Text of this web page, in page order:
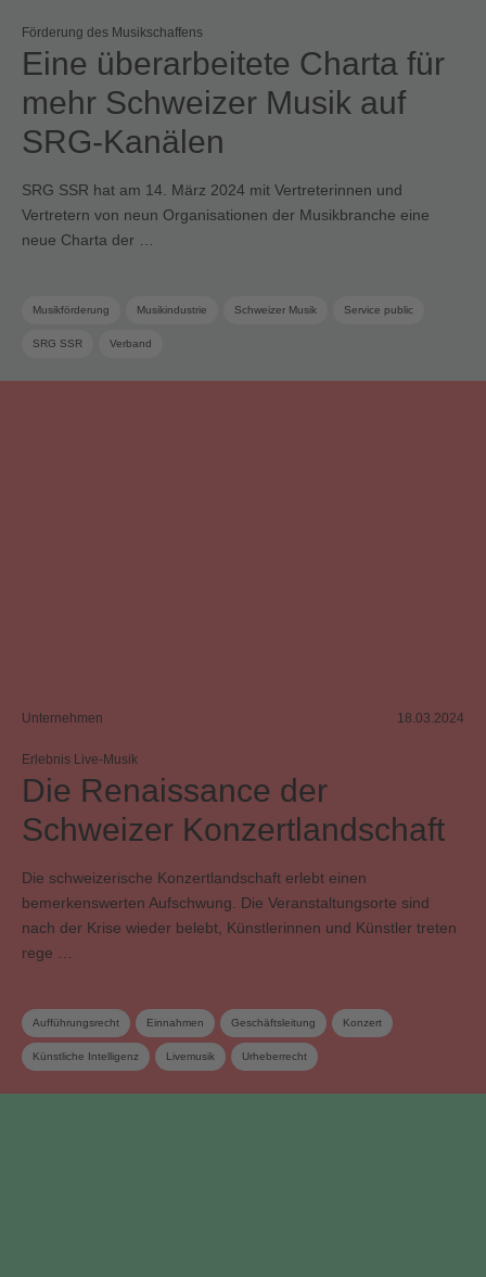
Förderung des Musikschaffens
Eine überarbeitete Charta für
mehr Schweizer Musik auf
SRG-Kanälen
SRG SSR hat am 14. März 2024 mit Vertreterinnen und
Vertretern von neun Organisationen der Musikbranche eine
neue Charta der …
Musikförderung Musikindustrie Schweizer Musik Service public
SRG SSR Verband
Unternehmen 18.03.2024
Erlebnis Live-Musik
Die Renaissance der
Schweizer Konzertlandschaft
Die schweizerische Konzertlandschaft erlebt einen
bemerkenswerten Aufschwung. Die Veranstaltungsorte sind
nach der Krise wieder belebt, Künstlerinnen und Künstler treten
rege …
Aufführungsrecht Einnahmen Geschäftsleitung Konzert
Künstliche Intelligenz Livemusik Urheberrecht